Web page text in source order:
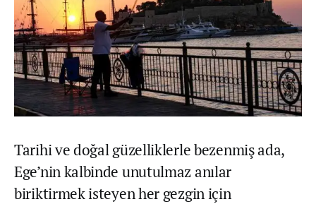
Tarihi ve doğal güzelliklerle bezenmiş ada,
Ege’nin kalbinde unutulmaz anılar
biriktirmek isteyen her gezgin için